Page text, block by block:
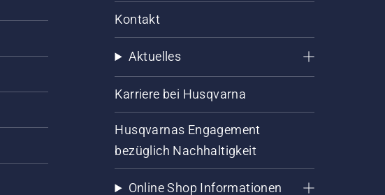
Kontakt
Aktuelles
Karriere bei Husqvarna
Husqvarnas Engagement
bezüglich Nachhaltigkeit
Online Shop Informationen